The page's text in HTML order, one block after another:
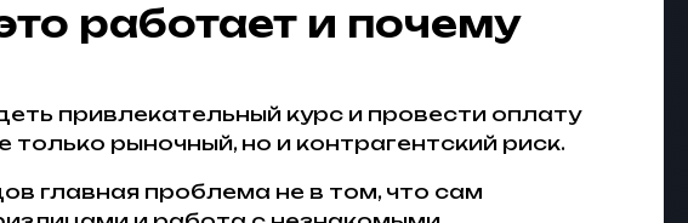
работает и почему
привлекательный курс и провести оплату
рыночный, но и контрагентский риск.
главная проблема не в том, что сам